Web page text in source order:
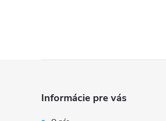
Informácie pre vás